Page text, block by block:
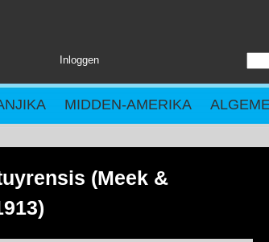
Inloggen
MIDDEN-AMERIKA
(Meek &